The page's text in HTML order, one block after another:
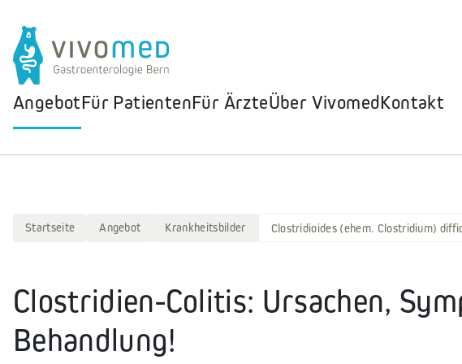
AngebotFür PatientenFür ÄrzteÜber VivomedKontakt
Startseite Angebot Krankheitsbilder Clostridioides (ehem. Clostridium)
Clostridien-Colitis: Ursachen,
Behandlung!